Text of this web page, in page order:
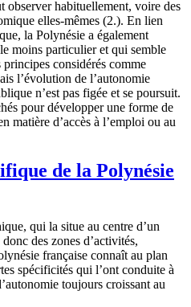
observer habituellement, voire des
elles-mêmes (2.). En lien
la Polynésie a également
moins particulier et qui semble
considérés comme
l’évolution de l’autonomie
n’est pas figée et se poursuit.
pour développer une forme de
matière d’accès à l’emploi ou au
de la Polynésie
qui la situe au centre d’un
des zones d’activités,
française connaît au plan
spécificités qui l’ont conduite à
toujours croissant au